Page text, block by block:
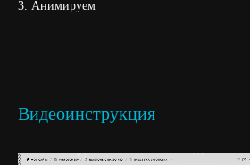
3. Анимируем
Видеоинструкция